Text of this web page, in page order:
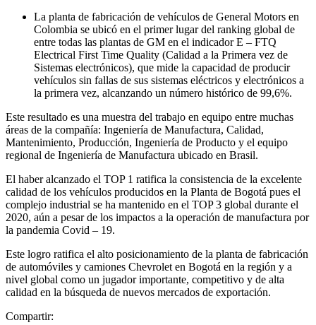
La planta de fabricación de vehículos de General Motors en
Colombia se ubicó en el primer lugar del ranking global de
entre todas las plantas de GM en el indicador E – FTQ
Electrical First Time Quality (Calidad a la Primera vez de
Sistemas electrónicos), que mide la capacidad de producir
vehículos sin fallas de sus sistemas eléctricos y electrónicos a
la primera vez, alcanzando un número histórico de 99,6%.
Este resultado es una muestra del trabajo en equipo entre muchas
áreas de la compañía: Ingeniería de Manufactura, Calidad,
Mantenimiento, Producción, Ingeniería de Producto y el equipo
regional de Ingeniería de Manufactura ubicado en Brasil.
El haber alcanzado el TOP 1 ratifica la consistencia de la excelente
calidad de los vehículos producidos en la Planta de Bogotá pues el
complejo industrial se ha mantenido en el TOP 3 global durante el
2020, aún a pesar de los impactos a la operación de manufactura por
la pandemia Covid – 19.
Este logro ratifica el alto posicionamiento de la planta de fabricación
de automóviles y camiones Chevrolet en Bogotá en la región y a
nivel global como un jugador importante, competitivo y de alta
calidad en la búsqueda de nuevos mercados de exportación.
Compartir: